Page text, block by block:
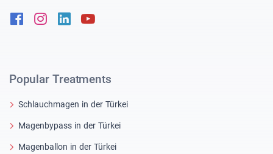
FacebookInstagram
Linkedin
Popular Treatments
Schlauchmagen in der Türkei
Magenbypass in der Türkei
Magenballon in der Türkei